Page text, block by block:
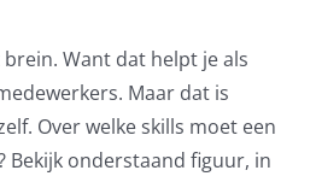
Want dat helpt je als
Maar dat is
Over welke skills moet een
Bekijk onderstaand figuur, in